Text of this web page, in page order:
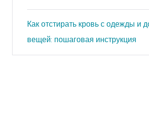
Как отстирать кровь с одежды и
вещей: пошаговая инструкция